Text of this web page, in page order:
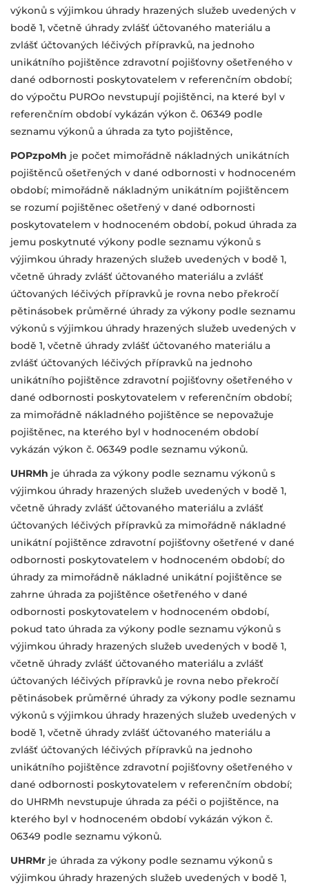
výkonů s výjimkou úhrady hrazených služeb uvedených v
bodě 1, včetně úhrady zvlášť účtovaného materiálu a
zvlášť účtovaných léčivých přípravků, na jednoho
unikátního pojištěnce zdravotní pojišťovny ošetřeného v
dané odbornosti poskytovatelem v referenčním období;
do výpočtu PUROo nevstupují pojištěnci, na které byl v
referenčním období vykázán výkon č. 06349 podle
seznamu výkonů a úhrada za tyto pojištěnce,
POPzpoMh je počet mimořádně nákladných unikátních
pojištěnců ošetřených v dané odbornosti v hodnoceném
období; mimořádně nákladným unikátním pojištěncem
se rozumí pojištěnec ošetřený v dané odbornosti
poskytovatelem v hodnoceném období, pokud úhrada za
jemu poskytnuté výkony podle seznamu výkonů s
výjimkou úhrady hrazených služeb uvedených v bodě 1,
včetně úhrady zvlášť účtovaného materiálu a zvlášť
účtovaných léčivých přípravků je rovna nebo překročí
pětinásobek průměrné úhrady za výkony podle seznamu
výkonů s výjimkou úhrady hrazených služeb uvedených v
bodě 1, včetně úhrady zvlášť účtovaného materiálu a
zvlášť účtovaných léčivých přípravků na jednoho
unikátního pojištěnce zdravotní pojišťovny ošetřeného v
dané odbornosti poskytovatelem v referenčním období;
za mimořádně nákladného pojištěnce se nepovažuje
pojištěnec, na kterého byl v hodnoceném období
vykázán výkon č. 06349 podle seznamu výkonů.
UHRMh je úhrada za výkony podle seznamu výkonů s
výjimkou úhrady hrazených služeb uvedených v bodě 1,
včetně úhrady zvlášť účtovaného materiálu a zvlášť
účtovaných léčivých přípravků za mimořádně nákladné
unikátní pojištěnce zdravotní pojišťovny ošetřené v dané
odbornosti poskytovatelem v hodnoceném období; do
úhrady za mimořádně nákladné unikátní pojištěnce se
zahrne úhrada za pojištěnce ošetřeného v dané
odbornosti poskytovatelem v hodnoceném období,
pokud tato úhrada za výkony podle seznamu výkonů s
výjimkou úhrady hrazených služeb uvedených v bodě 1,
včetně úhrady zvlášť účtovaného materiálu a zvlášť
účtovaných léčivých přípravků je rovna nebo překročí
pětinásobek průměrné úhrady za výkony podle seznamu
výkonů s výjimkou úhrady hrazených služeb uvedených v
bodě 1, včetně úhrady zvlášť účtovaného materiálu a
zvlášť účtovaných léčivých přípravků na jednoho
unikátního pojištěnce zdravotní pojišťovny ošetřeného v
dané odbornosti poskytovatelem v referenčním období;
do UHRMh nevstupuje úhrada za péči o pojištěnce, na
kterého byl v hodnoceném období vykázán výkon č.
06349 podle seznamu výkonů.
UHRMr je úhrada za výkony podle seznamu výkonů s
výjimkou úhrady hrazených služeb uvedených v bodě 1,